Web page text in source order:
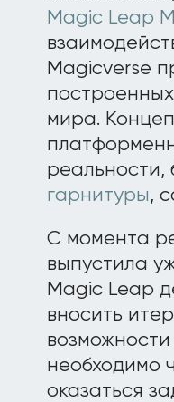
Magic Leap
Magicverse
мира.
реальности,
гарнитуры,
С момента
выпустила
Magic Leap
вносить
необходимо
оказаться